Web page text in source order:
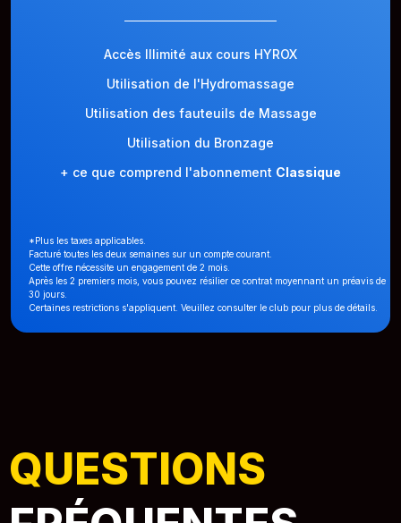
Accès Illimité aux cours HYROX
Utilisation de l'Hydromassage
Utilisation des fauteuils de Massage
Utilisation du Bronzage
+ ce que comprend l'abonnement Classique
*Plus les taxes applicables.
Facturé toutes les deux semaines sur un compte courant.
Cette offre nécessite un engagement de 2 mois.
Après les 2 premiers mois, vous pouvez résilier ce contrat moyennant un préavis de
30 jours.
Certaines restrictions s'appliquent. Veuillez consulter le club pour plus de détails.
QUESTIONS